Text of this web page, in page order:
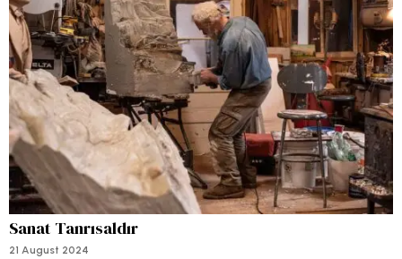
Sanat Tanrısaldır
21 August 2024